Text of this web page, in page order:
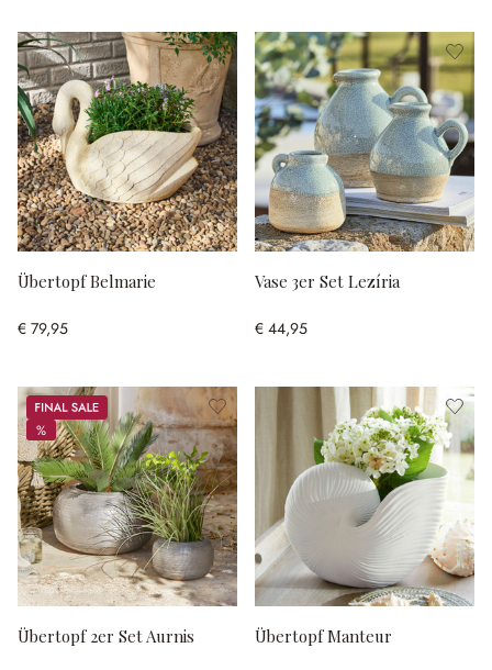
Übertopf Belmarie
€ 79,95
Vase 3er Set Lezíria
€ 44,95
Sale
%
%
Übertopf 2er Set Aurnis Übertopf Manteur